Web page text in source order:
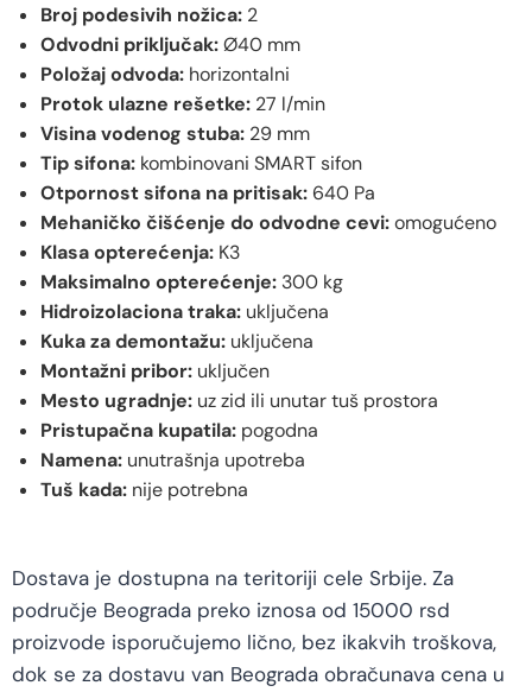
Broj podesivih nožica: 2
Odvodni priključak:Ø40 mm
Položaj odvoda: horizontalni
Protok ulazne rešetke: 27 l/min
Visina vodenog stuba: 29 mm
Tip sifona: kombinovani SMART sifon
Otpornost sifona na pritisak: 640 Pa
Mehaničko čišćenje do odvodne cevi:omogućeno
Klasa opterećenja: K3
Maksimalno opterećenje: 300 kg
Hidroizolaciona traka: uključena
Kuka za demontažu: uključena
Montažni pribor: uključen
Mesto ugradnje: uz zid ili unutar tuš prostora
Pristupačna kupatila: pogodna
Namena: unutrašnja upotreba
Tuš kada: nije potrebna
Dostava je dostupna na teritoriji cele Srbije. Za
područje Beograda preko iznosa od 15000 rsd
proizvode isporučujemo lično, bez ikakvih troškova,
dok se za dostavu van Beograda obračunava cena u